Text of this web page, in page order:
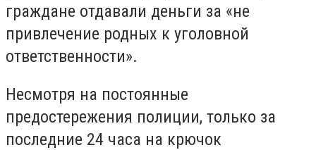
граждане отдавали деньги за «не
привлечение родных к уголовной
ответственности».
Несмотря на постоянные
предостережения полиции, только за
последние 24 часа на крючок